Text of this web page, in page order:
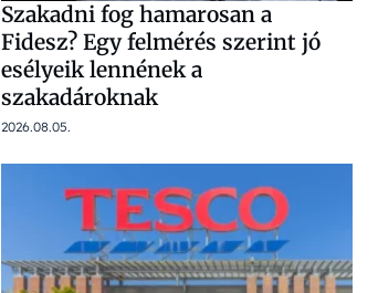
Szakadni fog hamarosan a
Fidesz? Egy felmérés szerint jó
esélyeik lennének a
szakadároknak
2026.08.05.